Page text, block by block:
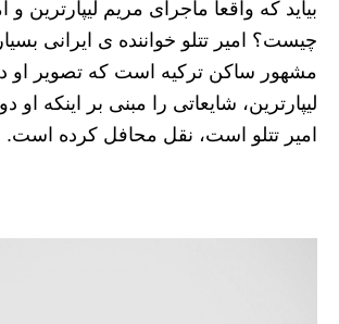
بیاید که واقعا ماجرای مریم لیپارترین و
چیست؟ امیر تتلو خواننده ی ایرانی
مشهور ساکن ترکیه است که تصویر او
لیپارترین، شایعاتی را مبنی بر اینکه
امیر تتلو است، نقل محافل کرده است.